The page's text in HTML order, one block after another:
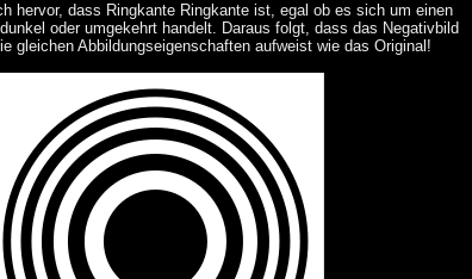
hervor, dass Ringkante Ringkante ist, egal ob es sich um einen
oder umgekehrt handelt. Daraus folgt, dass das Negativbild
gleichen Abbildungseigenschaften aufweist wie das Original!